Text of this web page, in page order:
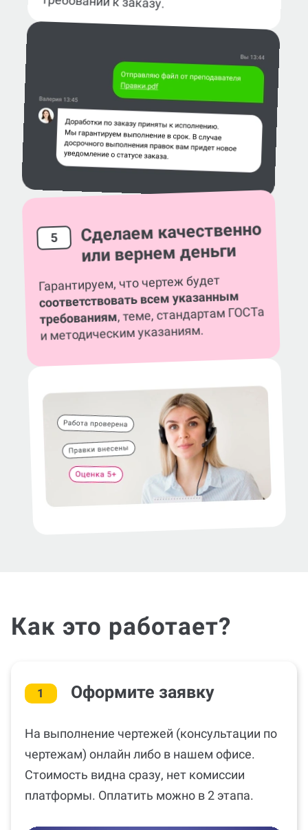
5 Сделаем качественно
или вернем деньги
Гарантируем, что чертеж будет
соответствовать всем указанным
требованиям, теме, стандартам ГОСТа
и методическим указаниям.
Как это работает?
1 Оформите заявку
На выполнение чертежей (консультации по
чертежам) онлайн либо в нашем офисе.
Стоимость видна сразу, нет комиссии
платформы. Оплатить можно в 2 этапа.